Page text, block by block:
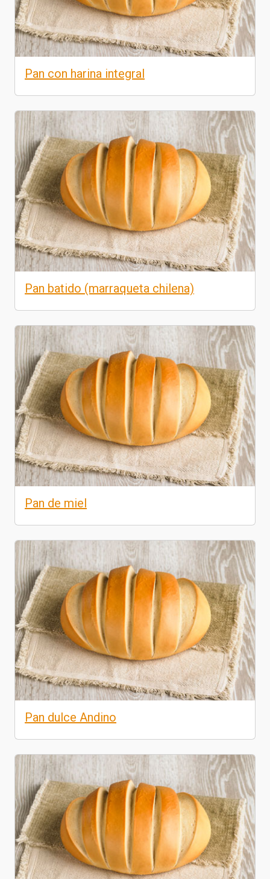
Pan con harina integral
Pan batido (marraqueta chilena)
Pan de miel
Pan dulce Andino